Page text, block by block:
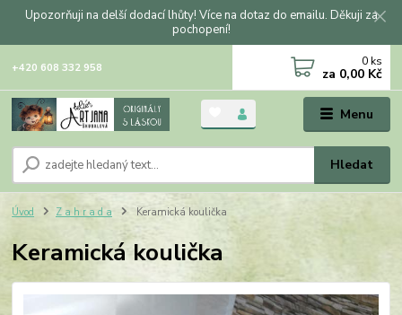
Upozorňuji na delší dodací lhůty! Více na dotaz do emailu. Děkuji za
pochopení!
Menu
Hledat
+420 608 332 958 0 ks
za 0,00 Kč
Úvod Z a h r a d a Keramická koulička
Keramická koulička